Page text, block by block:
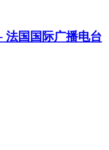
法国国际广播电台